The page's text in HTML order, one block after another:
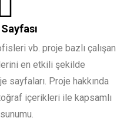
vb. proje bazlı çalışan
en etkili şekilde
sayfaları. Proje hakkında
içerikleri ile kapsamlı